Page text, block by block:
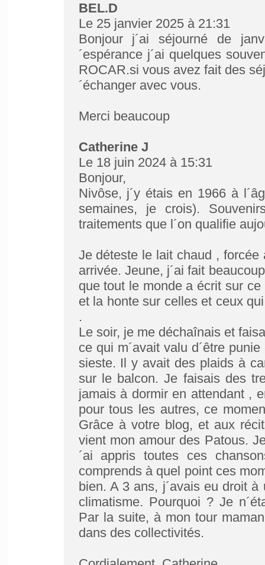
BEL.D
Le 25 janvier 2025 à 21:31
Bonjour j´ai séjourné de
´espérance j´ai quelques
ROCAR.si vous avez fait des
´échanger avec vous.
Merci beaucoup
Catherine J
Le 18 juin 2024 à 15:31
Bonjour,
Nivôse, j´y étais en 1966 à
semaines, je crois).
traitements que l´on qualifie
Je déteste le lait chaud ,
arrivée. Jeune, j´ai fait
que tout le monde a écrit sur
et la honte sur celles et ceux
.
Le soir, je me déchaînais et
ce qui m´avait valu d´être
sieste. Il y avait des plaids à
sur le balcon. Je faisais des
jamais à dormir en attendant ,
pour tous les autres, ce
Grâce à votre blog, et aux
vient mon amour des Patous.
´ai appris toutes ces
comprends à quel point ces
bien. A 3 ans, j´avais eu droit
climatisme. Pourquoi ? Je
Par la suite, à mon tour
dans des collectivités.